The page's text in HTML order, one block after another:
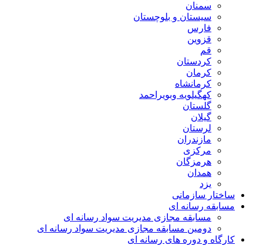
سمنان
سیستان و بلوچستان
فارس
قزوین
قم
کردستان
کرمان
کرمانشاه
کهگیلویه وبویراحمد
گلستان
گیلان
لرستان
مازندران
مرکزی
هرمزگان
همدان
یزد
ساختار سازمانی
مسابقه رسانه ای
مسابقه مجازی مدیریت سواد رسانه ای
دومین مسابقه مجازی مدیریت سواد رسانه ای
کارگاه و دوره های رسانه ای